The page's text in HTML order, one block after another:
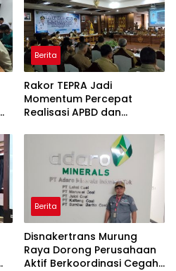
Berita
Rakor TEPRA Jadi
Momentum Percepat
Realisasi APBD dan
Berita
Disnakertrans Murung
Raya Dorong Perusahaan
Aktif Berkoordinasi Cegah